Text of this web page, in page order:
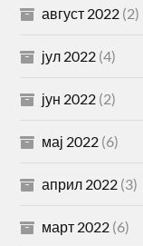
август 2022 (2)
јул 2022 (4)
јун 2022 (2)
мај 2022 (6)
април 2022 (3)
март 2022 (6)